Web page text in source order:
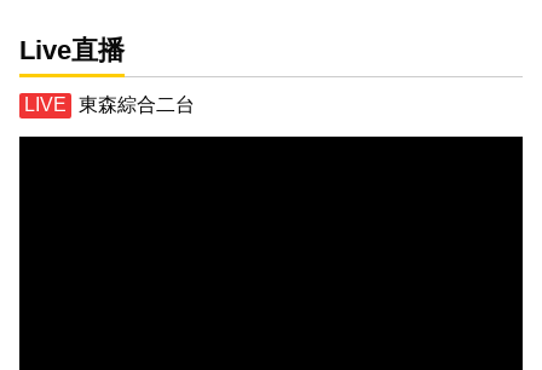
Live直播
東森綜合二台